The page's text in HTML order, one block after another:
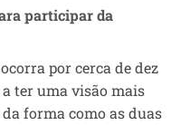
participar da
por cerca de dez
ter uma visão mais
forma como as duas